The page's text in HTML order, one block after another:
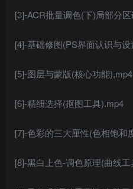
[3]-ACR批量调色(下)局部分
[4]-基础修图(PS界面认识与
[5]-图层与蒙版(核心功能),mp4
[6]-精细选择(抠图工具).mp4
[7]-色彩的三大厘性(色相饱和
[8]-黑白上色-调色原理(曲线